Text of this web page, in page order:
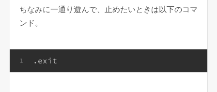
ちなみに一通り遊んで、止めたいときは以下のコマ
ンド。
1 .exit